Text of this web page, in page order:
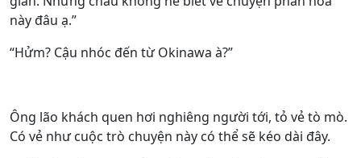
này đâu ạ.”
“Hửm? Cậu nhóc đến từ Okinawa à?”
Ông lão khách quen hơi nghiêng người tới, tỏ vẻ tò mò.
Có vẻ như cuộc trò chuyện này có thể sẽ kéo dài đây.